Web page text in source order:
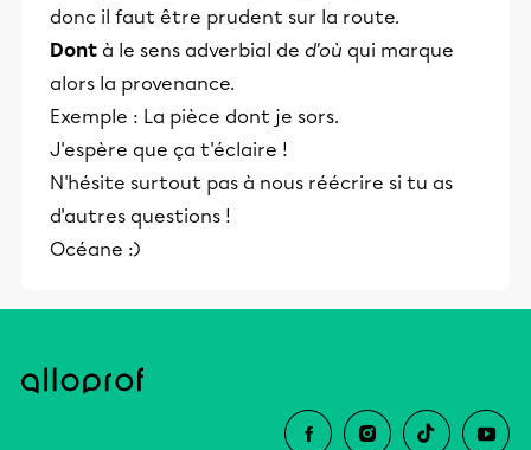
donc il faut être prudent sur la route.
Dont à le sens adverbial de d'où qui marque
alors la provenance.
Exemple : La pièce dont je sors.
J'espère que ça t'éclaire !
N'hésite surtout pas à nous réécrire si tu as
d'autres questions !
Océane :)